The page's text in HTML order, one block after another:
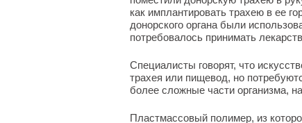
как имплантировать трахею в ее
донорского органа были
потребовалось принимать
Специалисты говорят, что
трахея или пищевод, но
более сложные части организма,
Пластмассовый полимер, из